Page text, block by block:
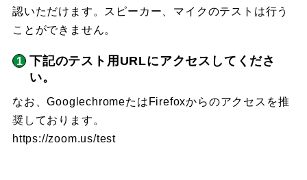
認いただけます。スピーカー、マイクのテストは行う
ことができません。
下記のテスト用URLにアクセスしてくださ
い。
なお、GooglechromeたはFirefoxからのアクセスを推
奨しております。
https://zoom.us/test